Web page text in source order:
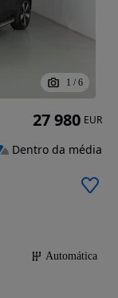
1 / 6
Automática
27 980 EUR
Dentro da média